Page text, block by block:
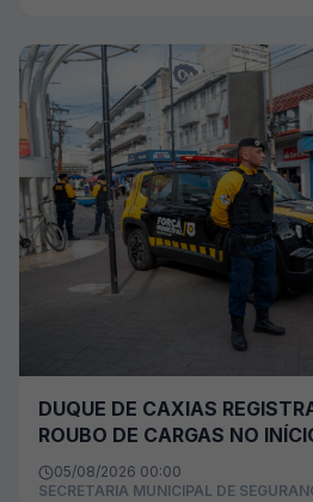
DUQUE DE CAXIAS
ROUBO DE CARGAS NO
05/08/2026 00:00
SECRETARIA MUNICIPAL DE